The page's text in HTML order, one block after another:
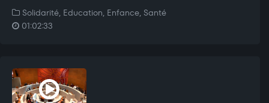
Solidarité, Education, Enfance, Santé
01:02:33